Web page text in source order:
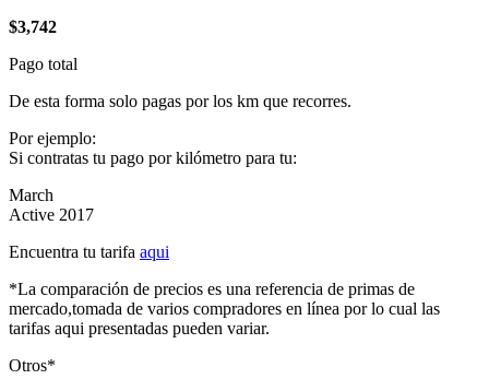
$3,742
Pago total
De esta forma solo pagas por los km que recorres.
Por ejemplo:
Si contratas tu pago por kilómetro para tu:
March
Active 2017
Encuentra tu tarifa aqui
*La comparación de precios es una referencia de primas de
mercado,tomada de varios compradores en línea por lo cual las
tarifas aqui presentadas pueden variar.
Otros*